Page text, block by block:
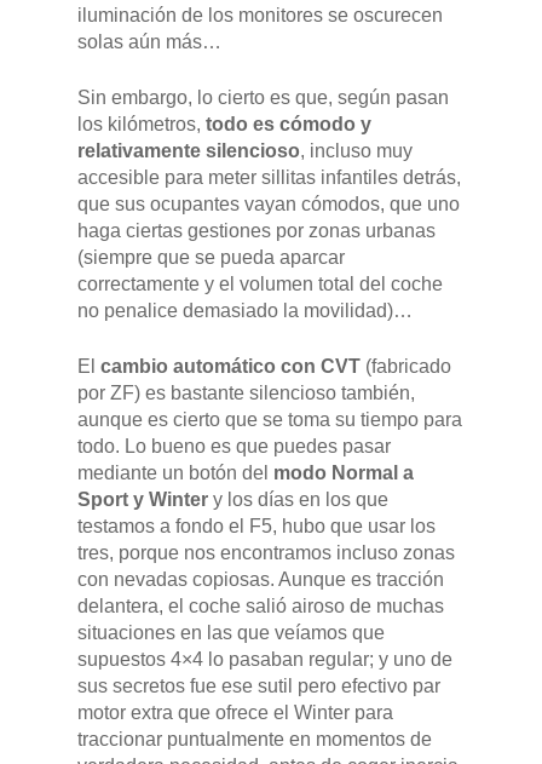
iluminación de los monitores se oscurecen
solas aún más…
Sin embargo, lo cierto es que, según pasan
los kilómetros, todo es cómodo y
relativamente silencioso, incluso muy
accesible para meter sillitas infantiles detrás,
que sus ocupantes vayan cómodos, que uno
haga ciertas gestiones por zonas urbanas
(siempre que se pueda aparcar
correctamente y el volumen total del coche
no penalice demasiado la movilidad)…
El cambio automático con CVT (fabricado
por ZF) es bastante silencioso también,
aunque es cierto que se toma su tiempo para
todo. Lo bueno es que puedes pasar
mediante un botón del modo Normal a
Sport y Winter y los días en los que
testamos a fondo el F5, hubo que usar los
tres, porque nos encontramos incluso zonas
con nevadas copiosas. Aunque es tracción
delantera, el coche salió airoso de muchas
situaciones en las que veíamos que
supuestos 4×4 lo pasaban regular; y uno de
sus secretos fue ese sutil pero efectivo par
motor extra que ofrece el Winter para
traccionar puntualmente en momentos de